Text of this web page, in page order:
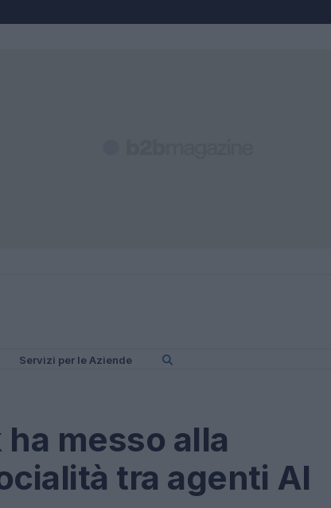
Servizi per le Aziende
messo alla
tra agenti AI